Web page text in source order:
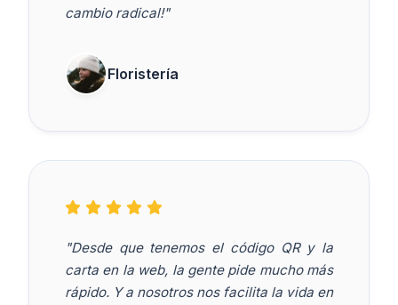
cambio radical!"
Floristería
"Desde que tenemos el código QR y la
carta en la web, la gente pide mucho más
rápido. Y a nosotros nos facilita la vida en